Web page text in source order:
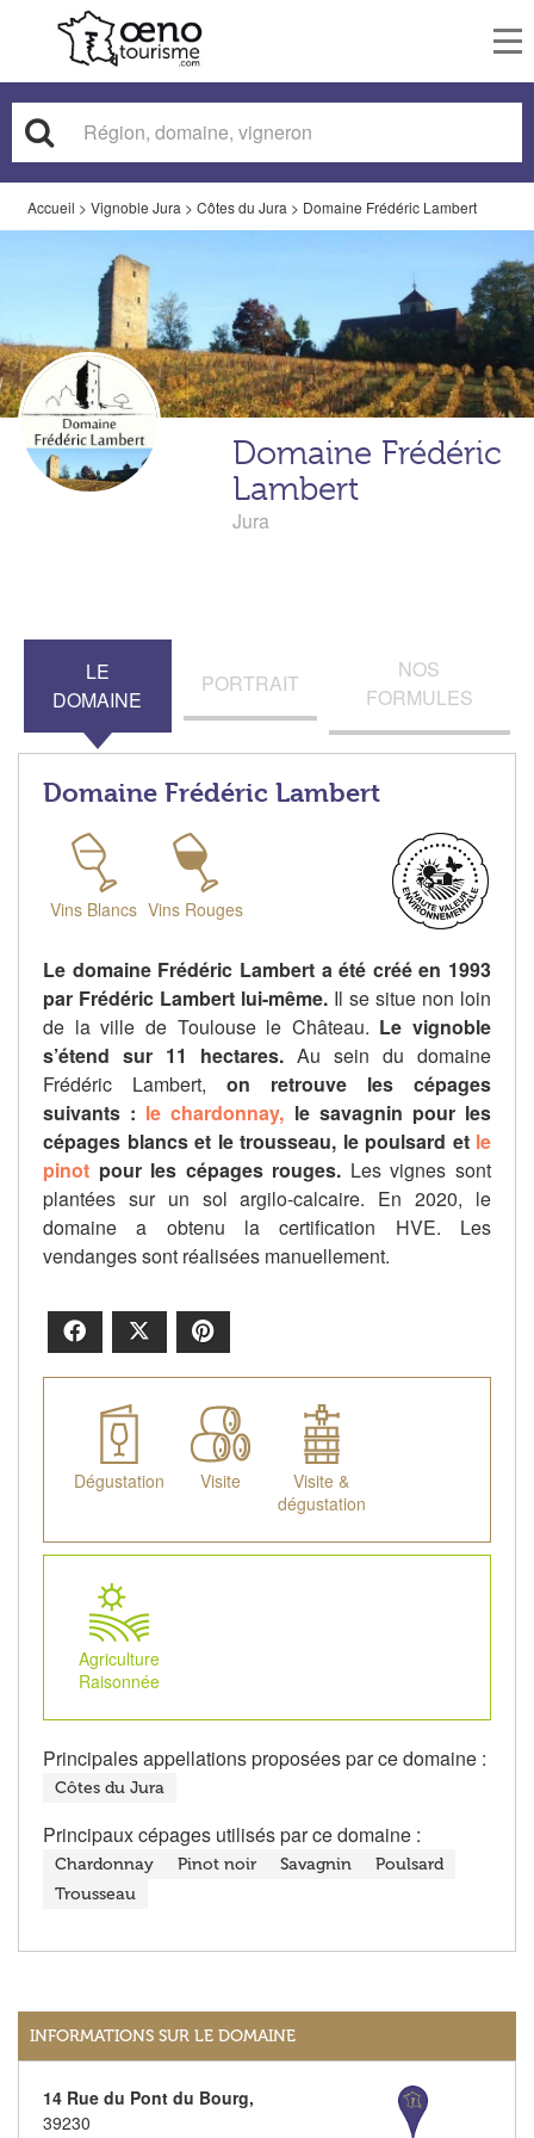
Accueil > Vignoble Jura > Côtes du Jura > Domaine Frédéric Lambert
Domaine Frédéric
Lambert
Jura
LE
DOMAINE
PORTRAIT
NOS
FORMULES
Domaine Frédéric Lambert
Vins Blancs Vins Rouges
Le domaine Frédéric Lambert a été créé en 1993
par Frédéric Lambert lui-même. Il se situe non loin
de la ville de Toulouse le Château. Le vignoble
s’étend sur 11 hectares. Au sein du domaine
Frédéric Lambert, on retrouve les cépages
suivants : le chardonnay, le savagnin pour les
cépages blancs et le trousseau, le poulsard etle
pinot pour les cépages rouges. Les vignes sont
plantées sur un sol argilo-calcaire. En 2020, le
domaine a obtenu la certification HVE. Les
vendanges sont réalisées manuellement.
Facebook
Dégustation Visite
Visite &
dégustation
Agriculture
Raisonnée
Principales appellations proposées par ce domaine :
Côtes du Jura
Principaux cépages utilisés par ce domaine :
Chardonnay Pinot noir Savagnin
Poulsard
Trousseau
INFORMATIONS SUR LE DOMAINE
14 Rue du Pont du Bourg,
39230